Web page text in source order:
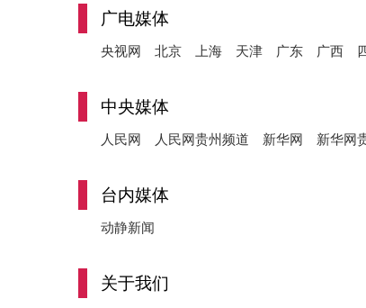
广电媒体
央视网 北京 上海 天津 广东 广西
中央媒体
人民网 人民网贵州频道 新华网 新华网
台内媒体
动静新闻
关于我们